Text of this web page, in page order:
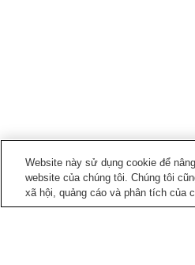
Ga xe lửa tại
Website này sử dụng cookie để
website của chúng tôi. Chúng tôi
xã hội, quảng cáo và phân tích của